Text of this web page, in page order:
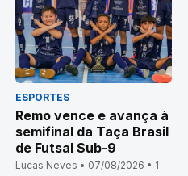
ESPORTES
Remo vence e avança à
semifinal da Taça Brasil
de Futsal Sub-9
Lucas Neves • 07/08/2026 • 1